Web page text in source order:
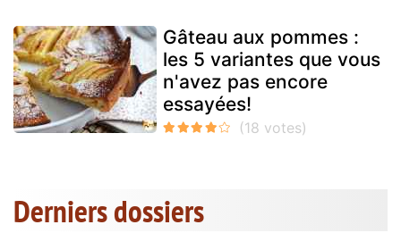
Gâteau aux pommes :
les 5 variantes que vous
n'avez pas encore
essayées!
Derniers dossiers